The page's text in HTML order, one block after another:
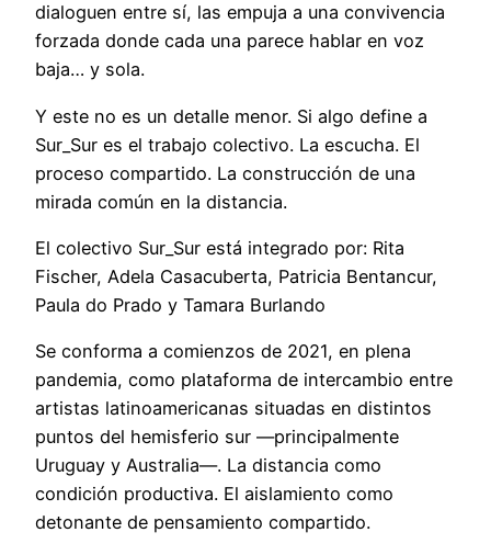
dialoguen entre sí, las empuja a una convivencia
forzada donde cada una parece hablar en voz
baja… y sola.
Y este no es un detalle menor. Si algo define a
Sur_Sur es el trabajo colectivo. La escucha. El
proceso compartido. La construcción de una
mirada común en la distancia.
El colectivo Sur_Sur está integrado por: Rita
Fischer, Adela Casacuberta, Patricia Bentancur,
Paula do Prado y Tamara Burlando
Se conforma a comienzos de 2021, en plena
pandemia, como plataforma de intercambio entre
artistas latinoamericanas situadas en distintos
puntos del hemisferio sur —principalmente
Uruguay y Australia—. La distancia como
condición productiva. El aislamiento como
detonante de pensamiento compartido.